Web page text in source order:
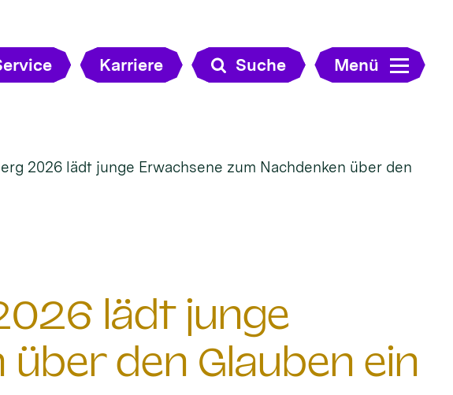
Karriere Suche Menü
2026 lädt junge Erwachsene zum Nachdenken über den
lädt junge
den Glauben ein